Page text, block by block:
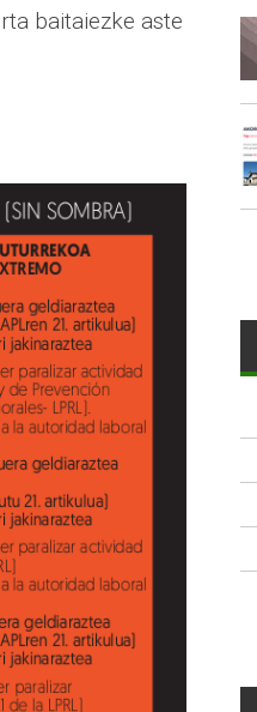
baitaiezke aste